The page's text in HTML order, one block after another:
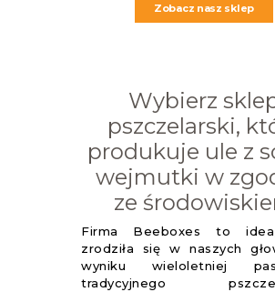
Zobacz nasz sklep
Wybierz
pszczelarski,
produkuje ule z
wejmutki w
ze
Firma Beeboxes to
zrodziła się w naszych
wyniku wieloletniej
tradycyjnego